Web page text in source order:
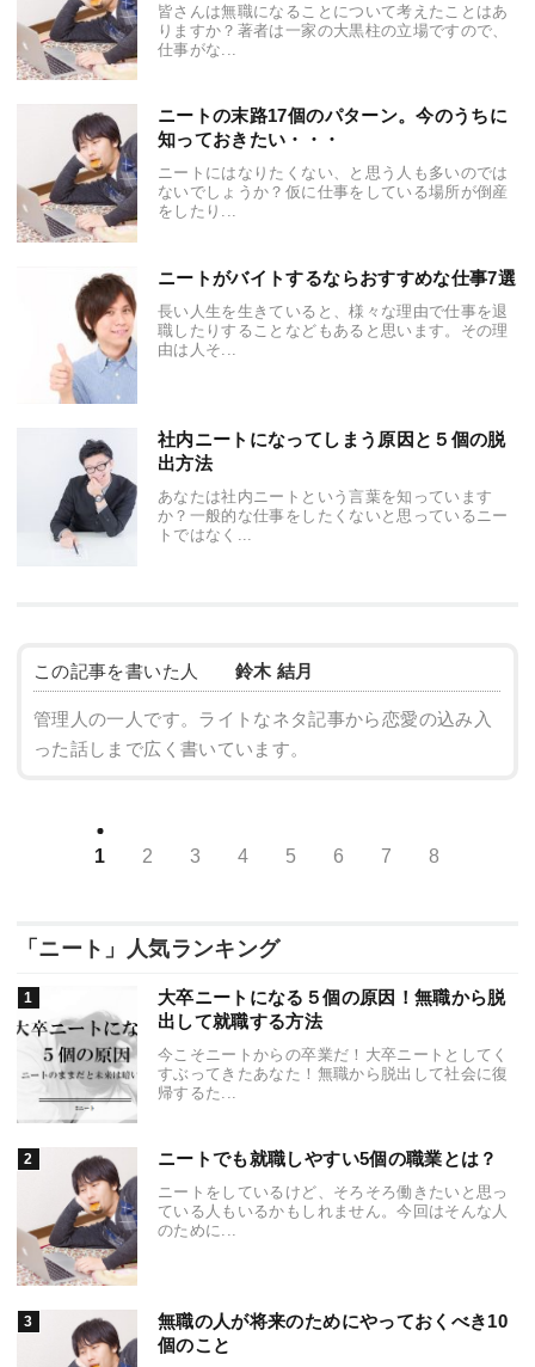
皆さんは無職になることについて考えたことはあ
りますか？著者は一家の大黒柱の立場ですので、
仕事がな...
ニートの末路17個のパターン。今のうちに
知っておきたい・・・
ニートにはなりたくない、と思う人も多いのでは
ないでしょうか？仮に仕事をしている場所が倒産
をしたり...
ニートがバイトするならおすすめな仕事7選
長い人生を生きていると、様々な理由で仕事を退
職したりすることなどもあると思います。その理
由は人そ...
社内ニートになってしまう原因と５個の脱
出方法
あなたは社内ニートという言葉を知っています
か？一般的な仕事をしたくないと思っているニー
トではなく...
この記事を書いた人 鈴木 結月
管理人の一人です。ライトなネタ記事から恋愛の込み入
った話しまで広く書いています。
1 2 3 4 5 6 7 8
「ニート」人気ランキング
大卒ニートになる５個の原因！無職から脱
出して就職する方法
今こそニートからの卒業だ！大卒ニートとしてく
すぶってきたあなた！無職から脱出して社会に復
帰するた...
ニートでも就職しやすい5個の職業とは？
ニートをしているけど、そろそろ働きたいと思っ
ている人もいるかもしれません。今回はそんな人
のために...
無職の人が将来のためにやっておくべき10
個のこと